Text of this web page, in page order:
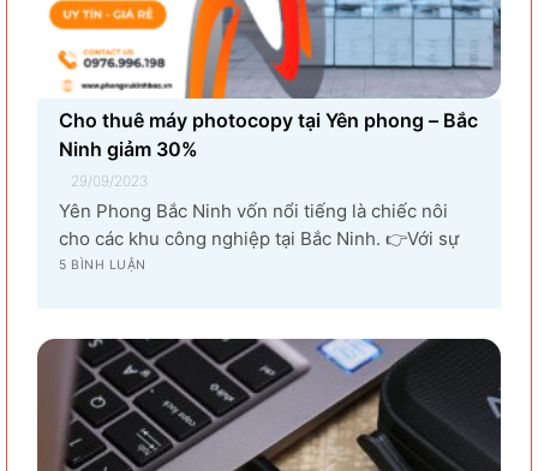
Cho thuê máy photocopy tại Yên phong – Bắc
Ninh giảm 30%
29/09/2023
Yên Phong Bắc Ninh vốn nổi tiếng là chiếc nôi
cho các khu công nghiệp tại Bắc Ninh. 👉Với sự
góp mặt của tập đoàn SamSung đầu tư cho hạng
5 BÌNH LUẬN